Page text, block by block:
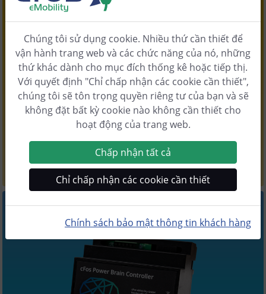
Phiên bản2.12
Trình quản lý sạc cFos
Quản lý tải cho một số hộp tường
Tìm hiểu thêm
Chúng tôi sử dụng cookie. Nhiều thứ cần thiết để
vận hành trang web và các chức năng của nó, những
thứ khác dành cho mục đích thống kê hoặc tiếp thị.
Với quyết định "Chỉ chấp nhận các cookie cần thiết",
chúng tôi sẽ tôn trọng quyền riêng tư của bạn và sẽ
không đặt bất kỳ cookie nào không cần thiết cho
hoạt động của trang web.
Chấp nhận tất cả
Chỉ chấp nhận các cookie cần thiết
Chính sách bảo mật thông tin khách hàng